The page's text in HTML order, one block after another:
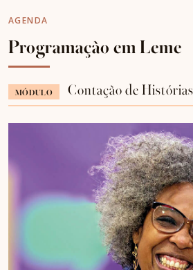
AGENDA
Programação em Leme
MÓDULO Contação de Histórias